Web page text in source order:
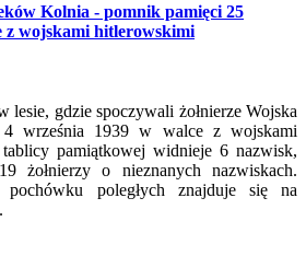
Kolnia - pomnik pamięci 25
z wojskami hitlerowskimi
lesie, gdzie spoczywali żołnierze Wojska
4 września 1939 w walce z wojskami
pamiątkowej widnieje 6 nazwisk,
żołnierzy o nieznanych nazwiskach.
pochówku poległych znajduje się na